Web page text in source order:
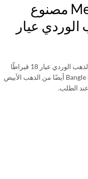
سوار Messika Move Noa مصنوع
عيار
سوار Messika move noa مصنوع خصيصًا من الذهب الوردي عيار 18 قيراطًا
بإجمالي الماس 0.15 قيراط ، يتوفر Bangle Move Noa أيضًا من الذهب الأبيض